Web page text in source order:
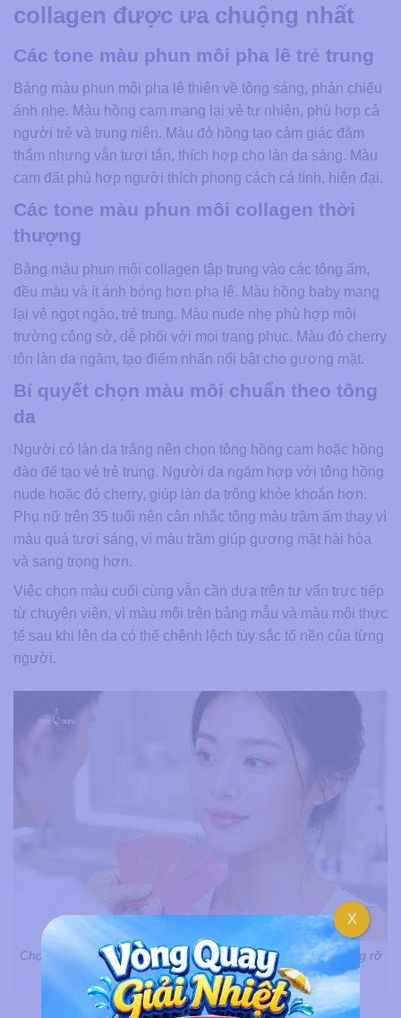
collagen được ưa chuộng nhất
Các tone màu phun môi pha lê trẻ trung
Bảng màu phun môi pha lê thiên về tông sáng, phản chiếu
ánh nhẹ. Màu hồng cam mang lại vẻ tự nhiên, phù hợp cả
người trẻ và trung niên. Màu đỏ hồng tạo cảm giác đằm
thắm nhưng vẫn tươi tắn, thích hợp cho làn da sáng. Màu
cam đất phù hợp người thích phong cách cá tính, hiện đại.
Các tone màu phun môi collagen thời
thượng
Bảng màu phun môi collagen tập trung vào các tông ấm,
đều màu và ít ánh bóng hơn pha lê. Màu hồng baby mang
lại vẻ ngọt ngào, trẻ trung. Màu nude nhẹ phù hợp môi
trường công sở, dễ phối với mọi trang phục. Màu đỏ cherry
tôn làn da ngăm, tạo điểm nhấn nổi bật cho gương mặt.
Bí quyết chọn màu môi chuẩn theo tông
da
Người có làn da trắng nên chọn tông hồng cam hoặc hồng
đào để tạo vẻ trẻ trung. Người da ngăm hợp với tông hồng
nude hoặc đỏ cherry, giúp làn da trông khỏe khoắn hơn.
Phụ nữ trên 35 tuổi nên cân nhắc tông màu trầm ấm thay vì
màu quá tươi sáng, vì màu trầm giúp gương mặt hài hòa
và sang trọng hơn.
Việc chọn màu cuối cùng vẫn cần dựa trên tư vấn trực tiếp
từ chuyên viên, vì màu môi trên bảng mẫu và màu môi thực
tế sau khi lên da có thể chênh lệch tùy sắc tố nền của từng
người.
Chọn màu phun môi chuẩn theo tone da để có thần thái rạng rỡ
hơn
X